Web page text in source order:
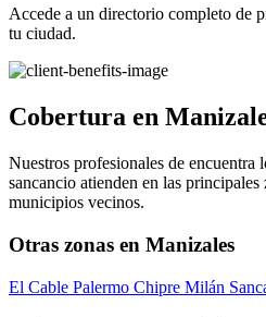
Accede a un directorio completo de
tu ciudad.
Cobertura en
Nuestros profesionales de encuentra
sancancio atienden en las
municipios vecinos.
Otras zonas en Manizales
El Cable Palermo Chipre Milán